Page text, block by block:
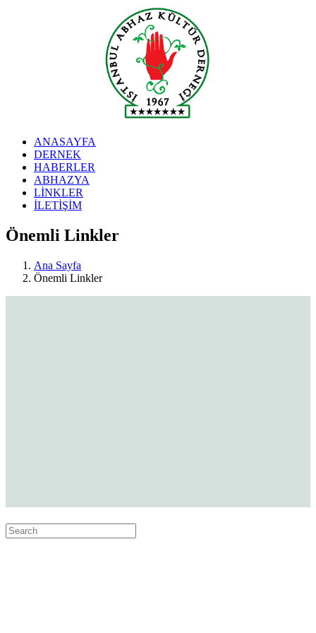
ANASAYFA
DERNEK
HABERLER
ABHAZYA
LİNKLER
İLETİŞİM
Önemli Linkler
Ana Sayfa
Önemli Linkler